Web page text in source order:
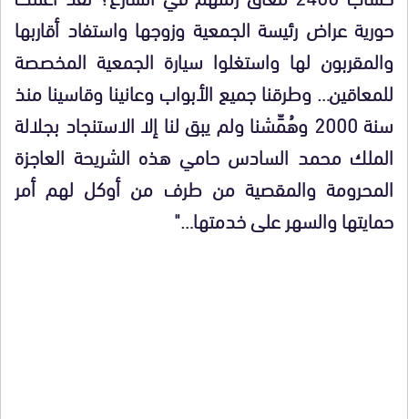
حورية عراض رئيسة الجمعية وزوجها واستفاد أقاربها
والمقربون لها واستغلوا سيارة الجمعية المخصصة
للمعاقين… وطرقنا جميع الأبواب وعانينا وقاسينا منذ
سنة 2000 وهُمِّشنا ولم يبق لنا إلا الاستنجاد بجلالة
الملك محمد السادس حامي هذه الشريحة العاجزة
المحرومة والمقصية من طرف من أوكل لهم أمر
حمايتها والسهر على خدمتها…"